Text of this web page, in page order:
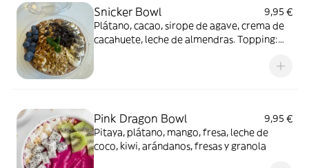
Snicker Bowl
9,95 €
Plátano, cacao, sirope de agave, crema de
cacahuete, leche de almendras. Topping:
Pink Dragon Bowl
9,95 €
Pitaya, plátano, mango, fresa, leche de
coco, kiwi, arándanos, fresas y granola